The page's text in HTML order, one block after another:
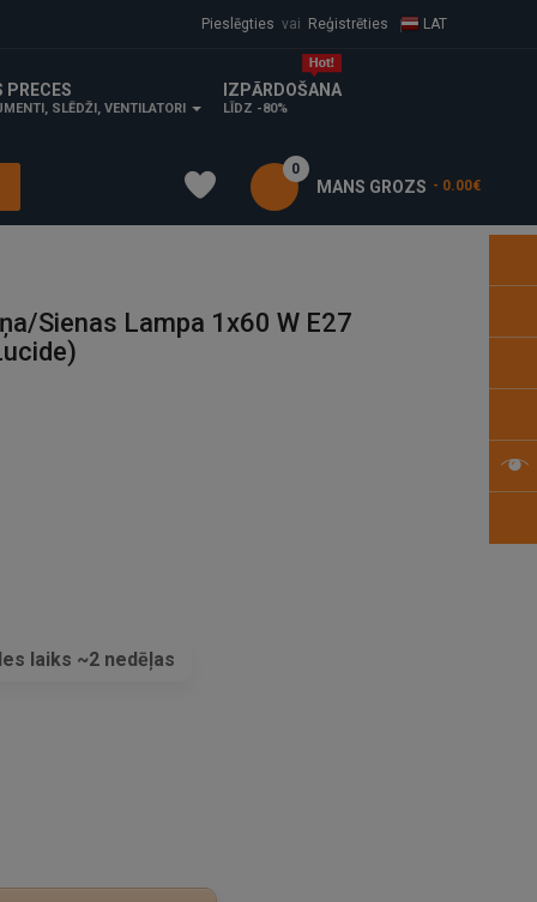
Pieslēgties vai Reģistrēties LAT
PRECES
SLĒDŽI, VENTILATORI
IZPĀRDOŠANA
LĪDZ -80%
MANS GROZS
0
- 0.00€
sienas Lampa 1x60 W E27
laiks ~2 nedēļas